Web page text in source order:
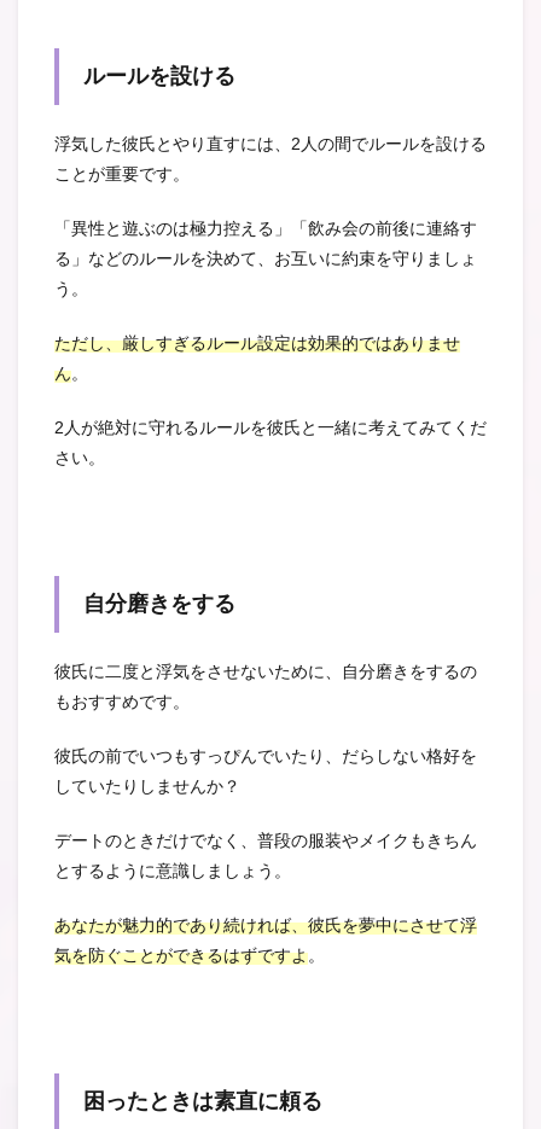
ルールを設ける
浮気した彼氏とやり直すには、2人の間でルールを設ける
ことが重要です。
「異性と遊ぶのは極力控える」「飲み会の前後に連絡す
る」などのルールを決めて、お互いに約束を守りましょ
う。
ただし、厳しすぎるルール設定は効果的ではありませ
ん。
2人が絶対に守れるルールを彼氏と一緒に考えてみてくだ
さい。
自分磨きをする
彼氏に二度と浮気をさせないために、自分磨きをするの
もおすすめです。
彼氏の前でいつもすっぴんでいたり、だらしない格好を
していたりしませんか？
デートのときだけでなく、普段の服装やメイクもきちん
とするように意識しましょう。
あなたが魅力的であり続ければ、彼氏を夢中にさせて浮
気を防ぐことができるはずですよ。
困ったときは素直に頼る